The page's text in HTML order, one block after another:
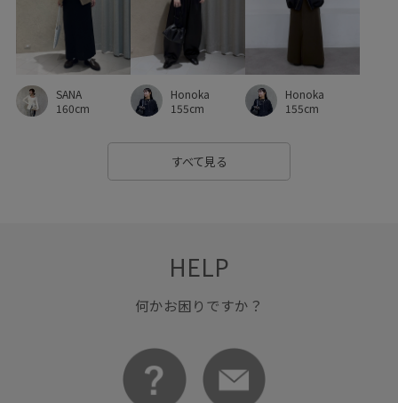
SANA
160cm
Honoka
155cm
Honoka
155cm
すべて見る
HELP
何かお困りですか？